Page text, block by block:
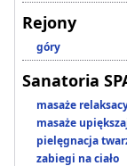
Rejony
góry
Sanatoria
masaże
masaże
pielęgnacja
zabiegi na ciało